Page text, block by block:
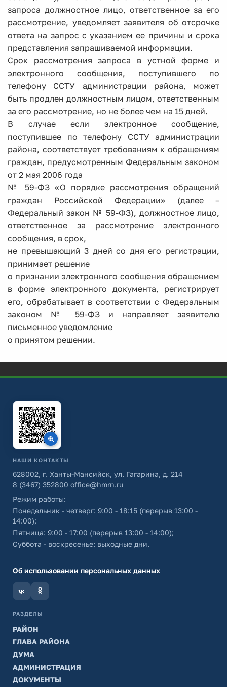
запроса должностное лицо, ответственное за его
рассмотрение, уведомляет заявителя об отсрочке
ответа на запрос с указанием ее причины и срока
представления запрашиваемой информации.
Срок рассмотрения запроса в устной форме и
электронного сообщения, поступившего по
телефону ССТУ администрации района, может
быть продлен должностным лицом, ответственным
за его рассмотрение, но не более чем на 15 дней.
В случае если электронное сообщение,
поступившее по телефону ССТУ администрации
района, соответствует требованиям к обращениям
граждан, предусмотренным Федеральным законом
от 2 мая 2006 года
№ 59-ФЗ «О порядке рассмотрения обращений
граждан Российской Федерации» (далее –
Федеральный закон № 59-ФЗ), должностное лицо,
ответственное за рассмотрение электронного
сообщения, в срок,
не превышающий 3 дней со дня его регистрации,
принимает решение
о признании электронного сообщения обращением
в форме электронного документа, регистрирует
его, обрабатывает в соответствии с Федеральным
законом № 59-ФЗ и направляет заявителю
письменное уведомление
о принятом решении.
НАШИ КОНТАКТЫ
628002, г. Ханты-Мансийск, ул. Гагарина, д. 214
8 (3467) 352800 office@hmrn.ru
Режим работы:
Понедельник - четверг: 9:00 - 18:15 (перерыв 13:00 -
14:00);
Пятница: 9:00 - 17:00 (перерыв 13:00 - 14:00);
Суббота - воскресенье: выходные дни.
Об использовании персональных данных
РАЗДЕЛЫ
РАЙОН
ГЛАВА РАЙОНА
ДУМА
АДМИНИСТРАЦИЯ
ДОКУМЕНТЫ